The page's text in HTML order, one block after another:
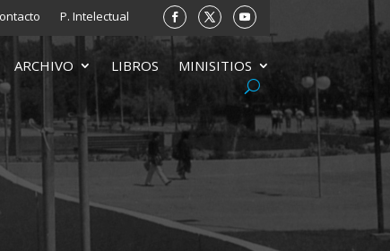
P. Intelectual
ARCHIVO LIBROS MINISITIOS